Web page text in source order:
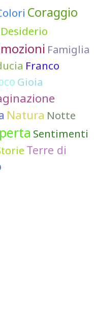
Coraggio
Desiderio
Famiglia
Franco
Gioia
Natura Notte
Sentimenti
Terre di